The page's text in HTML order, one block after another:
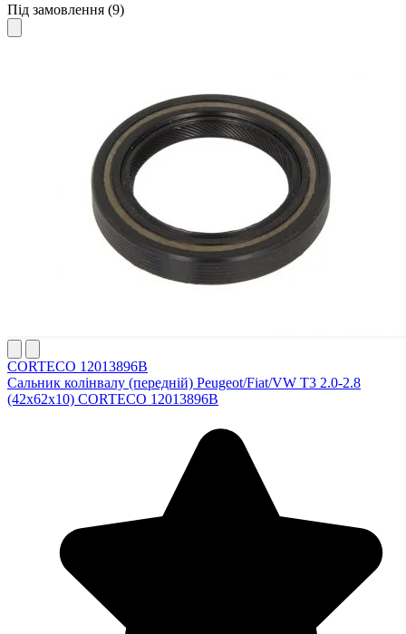
Під замовлення (9)
CORTECO 12013896B
Сальник колінвалу (передній) Peugeot/Fiat/VW T3 2.0-2.8
(42x62x10) CORTECO 12013896B